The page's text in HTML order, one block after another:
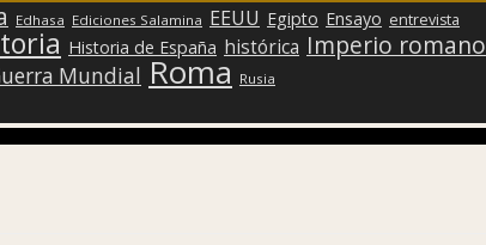
Edhasa Ediciones Salamina EEUU Egipto Ensayo entrevista
Historia de España histórica Imperio romano
Mundial Roma Rusia